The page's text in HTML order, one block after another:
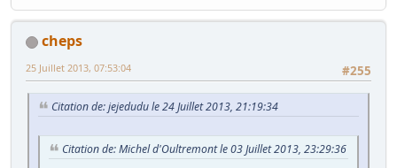
cheps
#255
25 Juillet 2013, 07:53:04
Citation de: jejedudu le 24 Juillet 2013, 21:19:34
Citation de: Michel d'Oultremont le 03 Juillet 2013, 23:29:36